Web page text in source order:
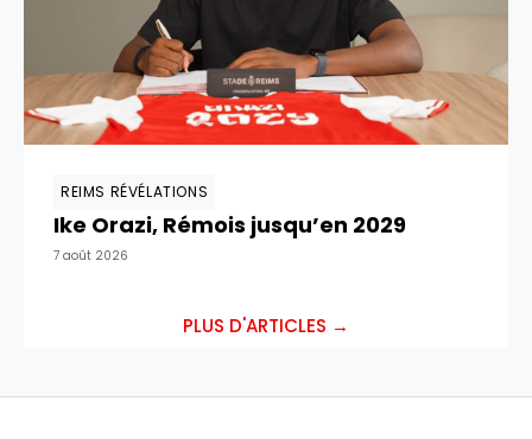
REIMS RÉVÉLATIONS
Ike Orazi, Rémois jusqu’en 2029
7 août 2026
PLUS D'ARTICLES →